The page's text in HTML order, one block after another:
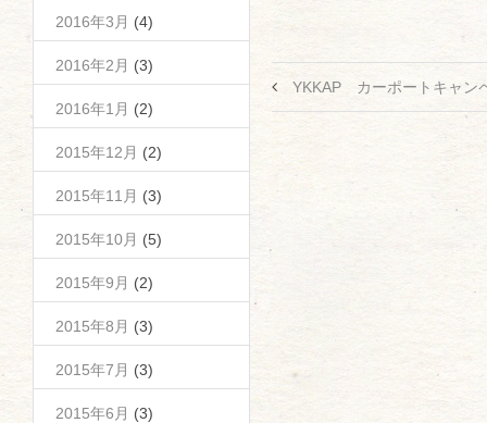
YKKAP カーポートキャン
2016年3月 (4)
2016年2月 (3)
2016年1月 (2)
2015年12月 (2)
2015年11月 (3)
2015年10月 (5)
2015年9月 (2)
2015年8月 (3)
2015年7月 (3)
2015年6月 (3)